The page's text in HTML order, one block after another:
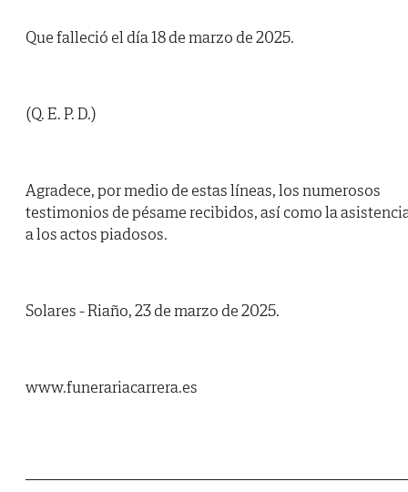
Que falleció el día 18 de marzo de 2025.
(Q. E. P. D.)
Agradece, por medio de estas líneas, los numerosos
testimonios de pésame recibidos, así como la
a los actos piadosos.
Solares - Riaño, 23 de marzo de 2025.
www.funerariacarrera.es